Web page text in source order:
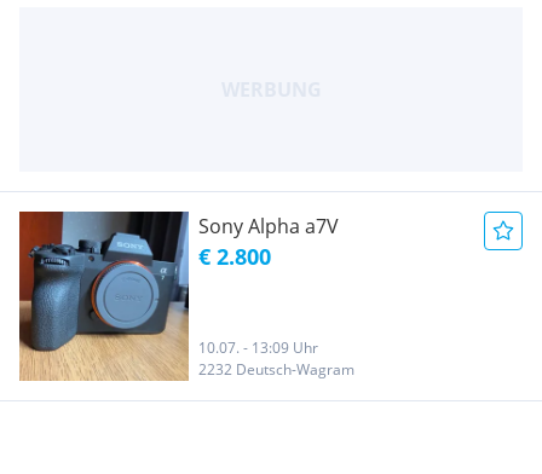
Sony Alpha a7V
€ 2.800
10.07. - 13:09 Uhr
2232 Deutsch-Wagram